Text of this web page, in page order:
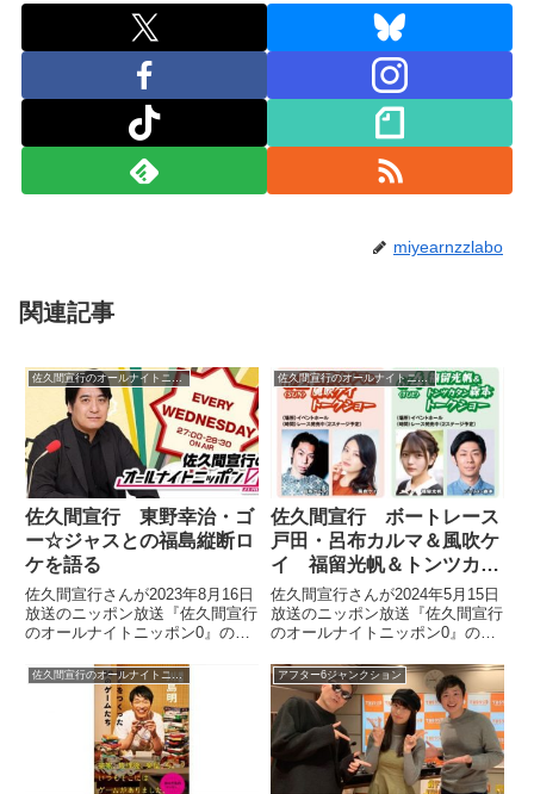
miyearnzzlabo
関連記事
佐久間宣行のオールナイトニッポン0
佐久間宣行 東野幸治・ゴ
ー☆ジャスとの福島縦断ロ
ケを語る
佐久間宣行さんが2023年8月16日
放送のニッポン放送『佐久間宣行
のオールナイトニッポン0』の中
んとの福島県縦断ロケについて話
していました。
佐久間宣行のオールナイトニッポン0
佐久間宣行 ボートレース
戸田・呂布カルマ＆風吹ケ
イ 福留光帆＆トンツカタ
ン森本トークショーを語る
佐久間宣行さんが2024年5月15日
放送のニッポン放送『佐久間宣行
のオールナイトニッポン0』の中
される呂布カルマ＆風吹ケイ、福
留光帆＆トンツカタン森本のトー
クショーについて「NOBROCK
TVすぎるだろ」と話していまし
た。
佐久間宣行のオールナイトニッポン0 アフター6ジャンクション